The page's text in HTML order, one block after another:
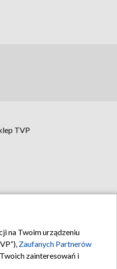
TVP
na Twoim urządzeniu
Zaufanych Partnerów
zainteresowań i